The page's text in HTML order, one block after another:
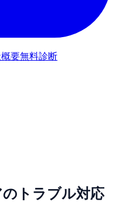
要無料診断
トラブル対応